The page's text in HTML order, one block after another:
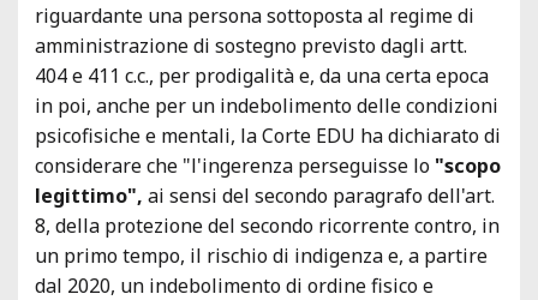
riguardante una persona sottoposta al regime di
amministrazione di sostegno previsto dagli artt.
404 e 411 c.c., per prodigalità e, da una certa epoca
in poi, anche per un indebolimento delle condizioni
psicofisiche e mentali, la Corte EDU ha dichiarato di
considerare che "l'ingerenza perseguisse lo "scopo
legittimo", ai sensi del secondo paragrafo dell'art.
8, della protezione del secondo ricorrente contro, in
un primo tempo, il rischio di indigenza e, a partire
dal 2020, un indebolimento di ordine fisico e